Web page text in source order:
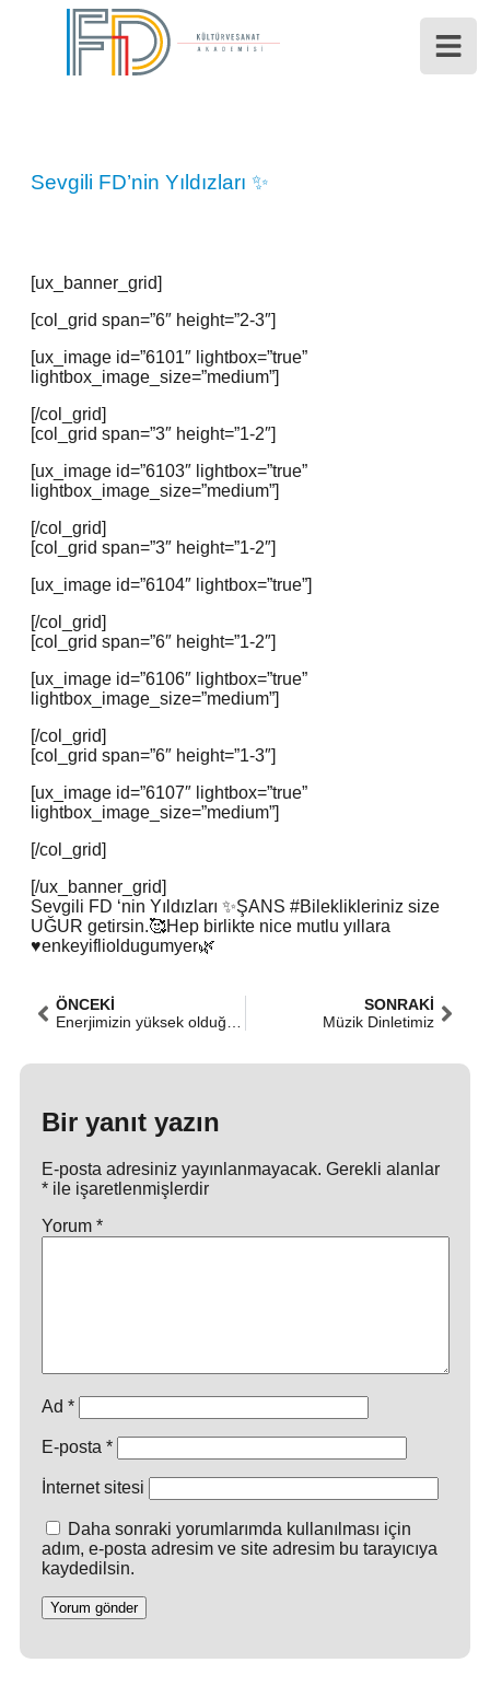
Sevgili FD’nin Yıldızları ✨
[ux_banner_grid]
[col_grid span=”6″ height=”2-3″]
[ux_image id=”6101″ lightbox=”true”
lightbox_image_size=”medium”]
[/col_grid]
[col_grid span=”3″ height=”1-2″]
[ux_image id=”6103″ lightbox=”true”
lightbox_image_size=”medium”]
[/col_grid]
[col_grid span=”3″ height=”1-2″]
[ux_image id=”6104″ lightbox=”true”]
[/col_grid]
[col_grid span=”6″ height=”1-2″]
[ux_image id=”6106″ lightbox=”true”
lightbox_image_size=”medium”]
[/col_grid]
[col_grid span=”6″ height=”1-3″]
[ux_image id=”6107″ lightbox=”true”
lightbox_image_size=”medium”]
[/col_grid]
[/ux_banner_grid]
Sevgili FD ‘nin Yıldızları ✨ŞANS #Bileklikleriniz size
UĞUR getirsin.🥰Hep birlikte nice mutlu yıllara
♥️enkeyiflioldugumyer🌿
ÖNCEKI
SONRAKI
Müzik Dinletimiz
Bir yanıt yazın
E-posta adresiniz yayınlanmayacak. Gerekli alanlar
* ile işaretlenmişlerdir
Yorum *
Ad *
E-posta *
İnternet sitesi
Daha sonraki yorumlarımda kullanılması için
adım, e-posta adresim ve site adresim bu tarayıcıya
kaydedilsin.